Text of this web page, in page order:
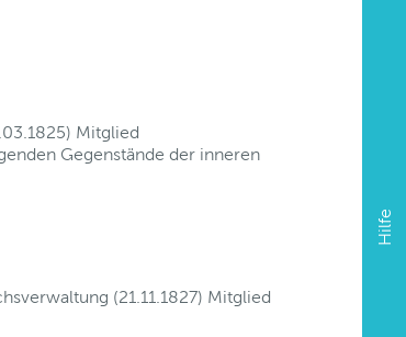
Hilfe
Mitglied
Gegenstände der inneren
(21.11.1827) Mitglied